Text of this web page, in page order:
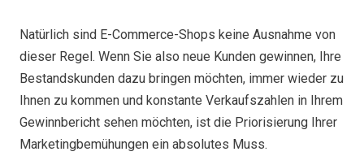
Natürlich sind E-Commerce-Shops keine Ausnahme von
dieser Regel. Wenn Sie also neue Kunden gewinnen, Ihre
Bestandskunden dazu bringen möchten, immer wieder zu
Ihnen zu kommen und konstante Verkaufszahlen in Ihrem
Gewinnbericht sehen möchten, ist die Priorisierung Ihrer
Marketingbemühungen ein absolutes Muss.